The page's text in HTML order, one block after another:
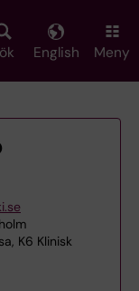
English Meny
K6 Klinisk